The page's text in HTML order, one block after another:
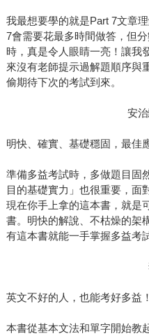
我最想要學的就是Part 7文章
7會需要花最多時間做答，但
時，真是令人眼睛一亮！讓我
來沒有老師提示過解題順序與
偷期待下次的考試到來。
安
明快、確實、基礎穩固，最佳
準備多益考試時，多做題目固
目的基礎實力」也很重要，面
現在你手上拿的這本書，就是
書。明快的解說、不枯燥的架
有這本書就能一手掌握多益考
英文不好的人，也能考好多益！
本書從基本文法和單字開始教